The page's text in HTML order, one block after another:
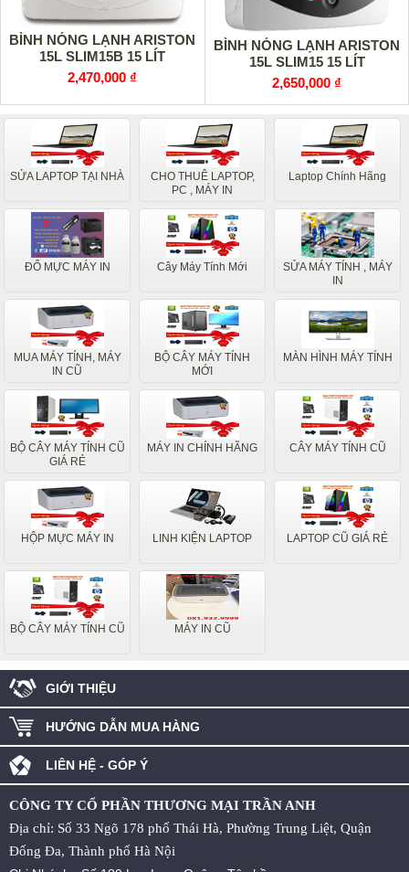
BÌNH NÓNG LẠNH ARISTON
15L SLIM15B 15 LÍT
2,470,000 ₫
BÌNH NÓNG LẠNH ARISTON
15L SLIM15 15 LÍT
2,650,000 ₫
SỬA LAPTOP TẠI NHÀ
CHO THUÊ LAPTOP,
PC , MÁY IN
Laptop Chính Hãng
ĐỔ MỰC MÁY IN Cây Máy Tính Mới
SỬA MÁY TÍNH , MÁY
IN
MUA MÁY TÍNH, MÁY
IN CŨ
BỘ CÂY MÁY TÍNH
MỚI
MÀN HÌNH MÁY TÍNH
BỘ CÂY MÁY TÍNH CŨ
GIÁ RẺ
MÁY IN CHÍNH HÃNG CÂY MÁY TÍNH CŨ
HỘP MỰC MÁY IN LINH KIỆN LAPTOP LAPTOP CŨ GIÁ RẺ
BỘ CÂY MÁY TÍNH CŨ MÁY IN CŨ
GIỚI THIỆU
HƯỚNG DẪN MUA HÀNG
LIÊN HỆ - GÓP Ý
CÔNG TY CỔ PHẦN THƯƠNG MẠI TRẦN ANH
Địa chỉ: Số 33 Ngõ 178 phố Thái Hà, Phường Trung Liệt, Quận
Đống Đa, Thành phố Hà Nội